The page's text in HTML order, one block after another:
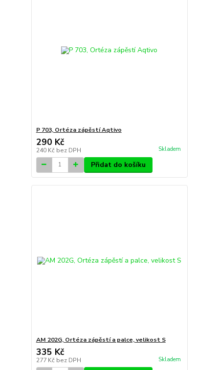
P 703, Ortéza zápěstí Aqtivo
290 Kč
240 Kč bez DPH Skladem
Přidat do košíku
AM 202G, Ortéza zápěstí a palce, velikost S
335 Kč
277 Kč bez DPH Skladem